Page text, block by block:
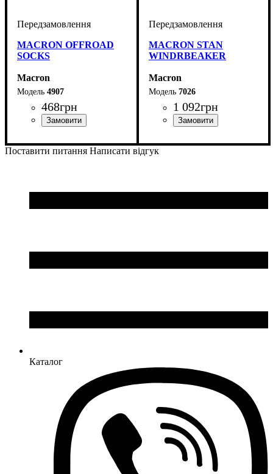
MACRON OFFROAD
SOCKS
Macron
4907
468грн
MACRON STAN
WINDRBEAKER
Macron
7026
1 092грн
Поставити питання Написати відгук
Каталог